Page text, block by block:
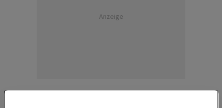
Anzeige